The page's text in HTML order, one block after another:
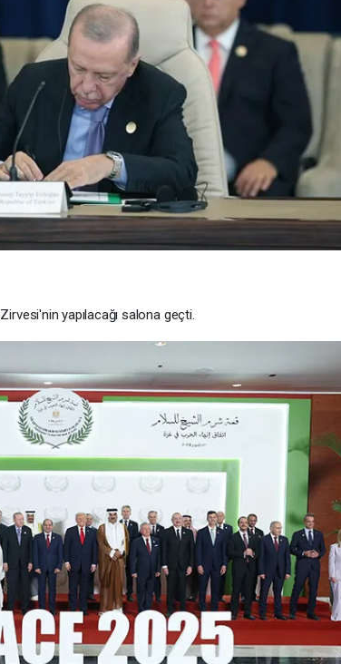
yapılacağı salona geçti.